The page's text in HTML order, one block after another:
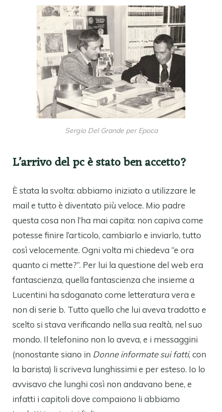
Sergio Del Grande per Epoca
L’arrivo del pc è stato ben accetto?
È stata la svolta: abbiamo iniziato a utilizzare le
mail e tutto è diventato più veloce. Mio padre
questa cosa non l’ha mai capita: non capiva come
potesse finire l’articolo, cambiarlo e inviarlo, tutto
così velocemente. Ogni volta mi chiedeva “e ora
quanto ci mette?”. Per lui la questione del web era
fantascienza, quella fantascienza che insieme a
Lucentini ha sdoganato come letteratura vera e
non di serie b. Tutto quello che lui aveva tradotto e
scelto si stava verificando nella sua realtà, nel suo
mondo. Il telefonino non lo aveva, e i messaggini
(nonostante siano in Donne informate sui fatti, con
la barista) li scriveva lunghissimi e per esteso. Io lo
avvisavo che lunghi così non andavano bene, e
infatti i capitoli dove compaiono li abbiamo